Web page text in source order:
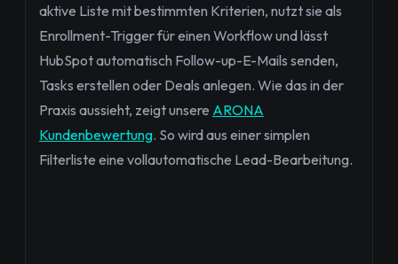
aktive Liste mit bestimmten Kriterien, nutzt sie als
Enrollment-Trigger für einen Workflow und lässt
HubSpot automatisch Follow-up-E-Mails senden,
Tasks erstellen oder Deals anlegen. Wie das in der
Praxis aussieht, zeigt unsere ARONA
Kundenbewertung. So wird aus einer simplen
Filterliste eine vollautomatische Lead-Bearbeitung.